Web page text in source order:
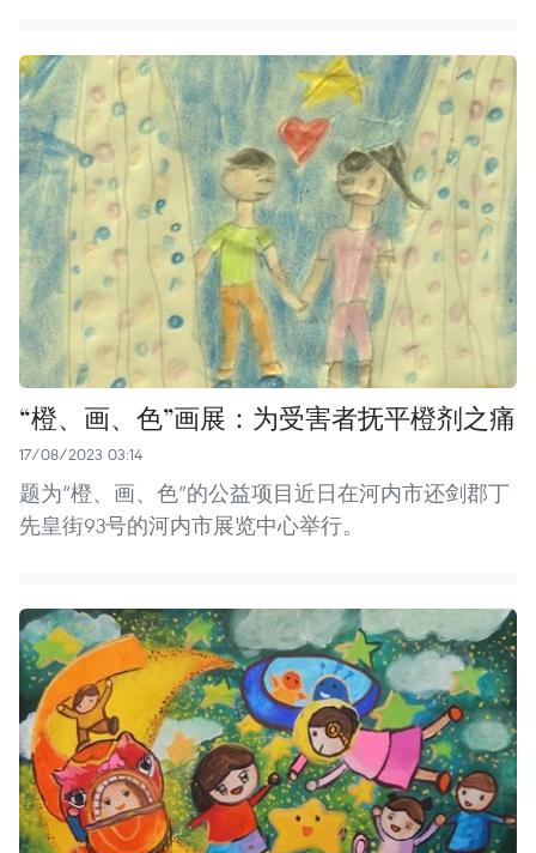
“橙、画、色”画展：为受害者抚平橙剂之痛
17/08/2023 03:14
题为“橙、画、色”的公益项目近日在河内市还剑郡丁
先皇街93号的河内市展览中心举行。